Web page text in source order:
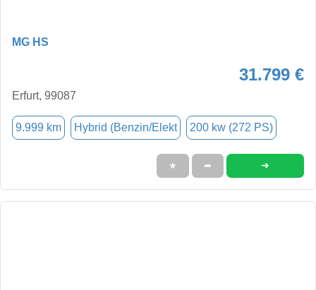
MG HS
31.799 €
Erfurt, 99087
9.999 km Hybrid (Benzin/Elekt 200 kw (272 PS)
★ ➦ ➜